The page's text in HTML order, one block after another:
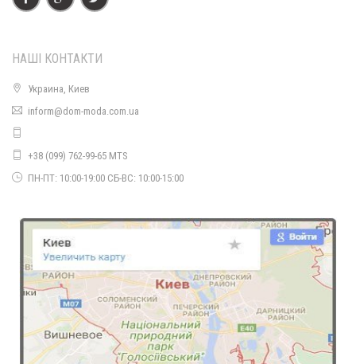
Модне кашемірове пальто прямого крою норма і батал
920.00грн.
Яскраве модне жіноче кашемірове пальто
890.00грн.
НАШІ КОНТАКТИ
Украина, Киев
inform@dom-moda.com.ua
+38 (099) 762-99-65 MTS
ПН-ПТ: 10:00-19:00 СБ-ВС: 10:00-15:00